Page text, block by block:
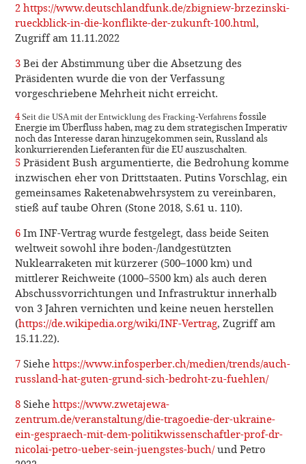
2https://www.deutschlandfunk.de/zbigniew-brzezinski-
rueckblick-in-die-konflikte-der-zukunft-100.html,
Zugriff am 11.11.2022
3Bei der Abstimmung über die Absetzung des
Präsidenten wurde die von der Verfassung
vorgeschriebene Mehrheit nicht erreicht.
4 Seit die USA mit der Entwicklung des Fracking-Verfahrens fossile
Energie im Überfluss haben, mag zu dem strategischen Imperativ
noch das Interesse daran hinzugekommen sein, Russland als
konkurrierenden Lieferanten für die EU auszuschalten.
5 Präsident Bush argumentierte, die Bedrohung komme
inzwischen eher von Drittstaaten. Putins Vorschlag, ein
gemeinsames Raketenabwehrsystem zu vereinbaren,
stieß auf taube Ohren (Stone 2018, S.61 u. 110).
6Im INF-Vertrag wurde festgelegt, dass beide Seiten
weltweit sowohl ihre boden-/landgestützten
Nuklearraketen mit kürzerer (500–1000 km) und
mittlerer Reichweite (1000–5500 km) als auch deren
Abschussvorrichtungen und Infrastruktur innerhalb
von 3 Jahren vernichten und keine neuen herstellen
(https://de.wikipedia.org/wiki/INF-Vertrag, Zugriff am
15.11.22).
7 Siehehttps://www.infosperber.ch/medien/trends/auch-
russland-hat-guten-grund-sich-bedroht-zu-fuehlen/
8 Siehehttps://www.zwetajewa-
zentrum.de/veranstaltung/die-tragoedie-der-ukraine-
ein-gespraech-mit-dem-politikwissenschaftler-prof-dr-
nicolai-petro-ueber-sein-juengstes-buch/und Petro